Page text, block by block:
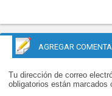
AGREGAR
Tu dirección de correo
obligatorios están marcados